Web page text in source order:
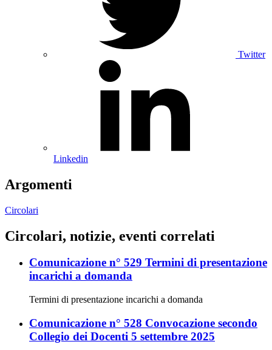
Twitter
Linkedin
Argomenti
Circolari
Circolari, notizie, eventi correlati
Comunicazione n° 529 Termini di presentazione
incarichi a domanda
Termini di presentazione incarichi a domanda
Comunicazione n° 528 Convocazione secondo
Collegio dei Docenti 5 settembre 2025